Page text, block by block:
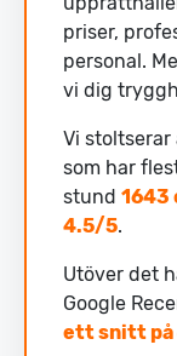
priser,
personal.
vi dig
Vi
som har
stund 1643
4.5/5.
Utöver det
Google
ett snitt på